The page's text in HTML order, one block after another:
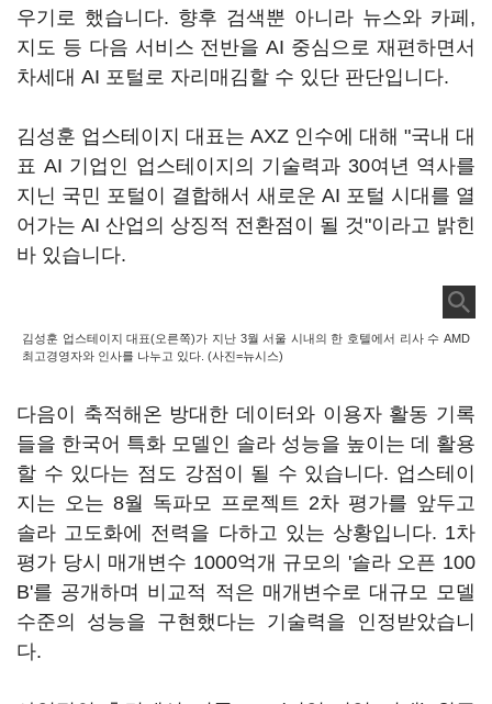
우기로 했습니다. 향후 검색뿐 아니라 뉴스와 카페,
지도 등 다음 서비스 전반을 AI 중심으로 재편하면서
차세대 AI 포털로 자리매김할 수 있단 판단입니다.
김성훈 업스테이지 대표는 AXZ 인수에 대해 "국내 대
표 AI 기업인 업스테이지의 기술력과 30여년 역사를
지닌 국민 포털이 결합해서 새로운 AI 포털 시대를 열
어가는 AI 산업의 상징적 전환점이 될 것"이라고 밝힌
바 있습니다.
김성훈 업스테이지 대표(오른쪽)가 지난 3월 서울 시내의 한 호텔에서 리사 수 AMD
최고경영자와 인사를 나누고 있다. (사진=뉴시스)
다음이 축적해온 방대한 데이터와 이용자 활동 기록
들을 한국어 특화 모델인 솔라 성능을 높이는 데 활용
할 수 있다는 점도 강점이 될 수 있습니다. 업스테이
지는 오는 8월 독파모 프로젝트 2차 평가를 앞두고
솔라 고도화에 전력을 다하고 있는 상황입니다. 1차
평가 당시 매개변수 1000억개 규모의 '솔라 오픈 100
B'를 공개하며 비교적 적은 매개변수로 대규모 모델
수준의 성능을 구현했다는 기술력을 인정받았습니
다.